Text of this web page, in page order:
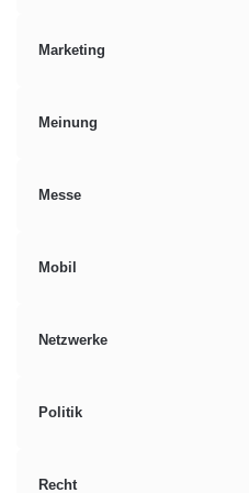
Marketing
Meinung
Messe
Mobil
Netzwerke
Politik
Recht